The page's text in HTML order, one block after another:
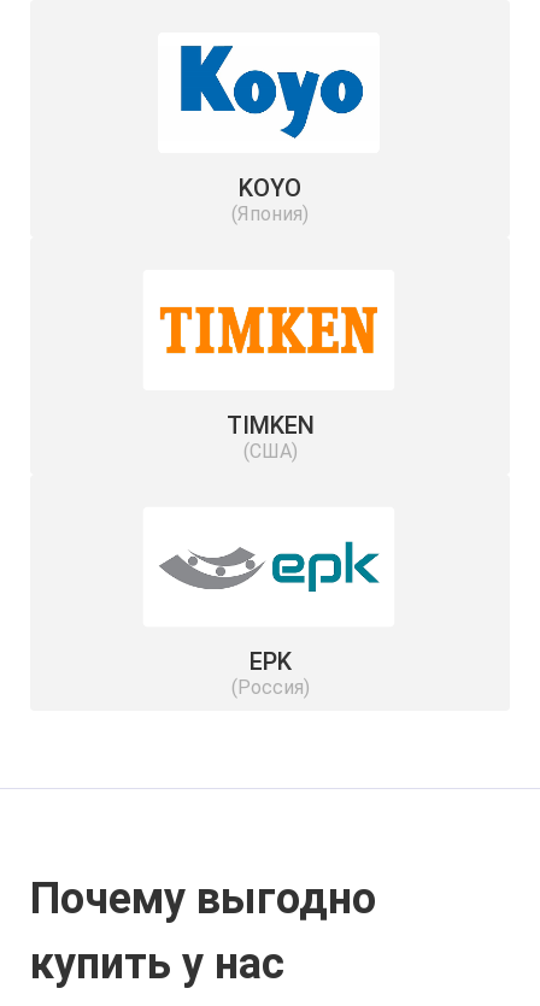
KOYO
(Япония)
TIMKEN
(США)
EPK
(Россия)
Почему выгодно
купить у нас